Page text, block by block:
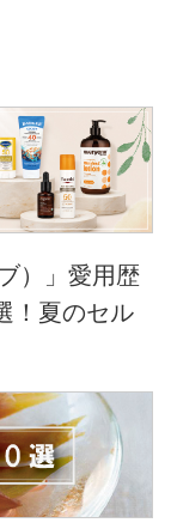
）」愛用歴
！夏のセル